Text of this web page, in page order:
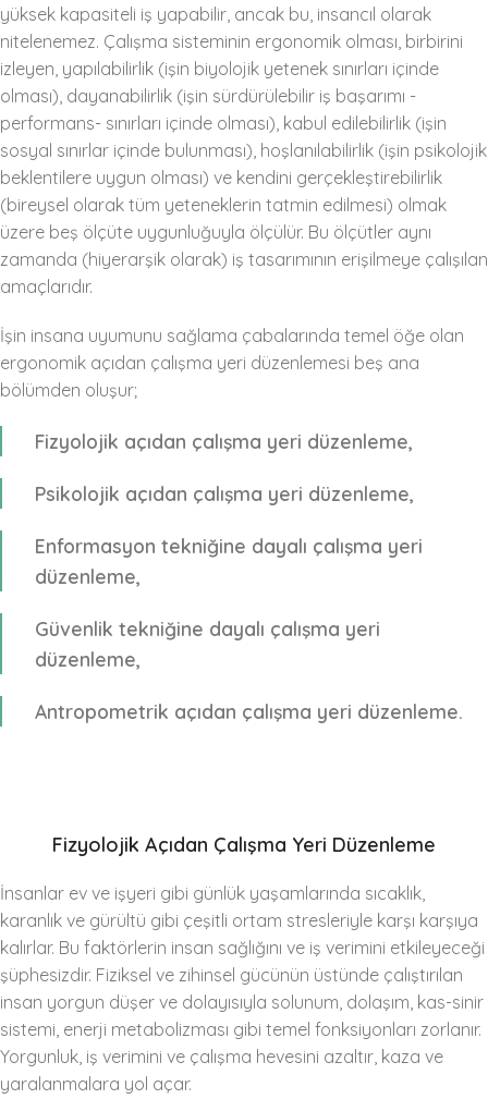
yüksek kapasiteli iş yapabilir, ancak bu, insancıl olarak
nitelenemez. Çalışma sisteminin ergonomik olması, birbirini
izleyen, yapılabilirlik (işin biyolojik yetenek sınırları içinde
olması), dayanabilirlik (işin sürdürülebilir iş başarımı -
performans- sınırları içinde olması), kabul edilebilirlik (işin
sosyal sınırlar içinde bulunması), hoşlanılabilirlik (işin psikolojik
beklentilere uygun olması) ve kendini gerçekleştirebilirlik
(bireysel olarak tüm yeteneklerin tatmin edilmesi) olmak
üzere beş ölçüte uygunluğuyla ölçülür. Bu ölçütler aynı
zamanda (hiyerarşik olarak) iş tasarımının erişilmeye çalışılan
amaçlarıdır.
İşin insana uyumunu sağlama çabalarında temel öğe olan
ergonomik açıdan çalışma yeri düzenlemesi beş ana
bölümden oluşur;
Fizyolojik açıdan çalışma yeri düzenleme,
Psikolojik açıdan çalışma yeri düzenleme,
Enformasyon tekniğine dayalı çalışma yeri
düzenleme,
Güvenlik tekniğine dayalı çalışma yeri
düzenleme,
Antropometrik açıdan çalışma yeri düzenleme.
Fizyolojik Açıdan Çalışma Yeri Düzenleme
İnsanlar ev ve işyeri gibi günlük yaşamlarında sıcaklık,
karanlık ve gürültü gibi çeşitli ortam stresleriyle karşı karşıya
kalırlar. Bu faktörlerin insan sağlığını ve iş verimini etkileyeceği
şüphesizdir. Fiziksel ve zihinsel gücünün üstünde çalıştırılan
insan yorgun düşer ve dolayısıyla solunum, dolaşım, kas-sinir
sistemi, enerji metabolizması gibi temel fonksiyonları zorlanır.
Yorgunluk, iş verimini ve çalışma hevesini azaltır, kaza ve
yaralanmalara yol açar.